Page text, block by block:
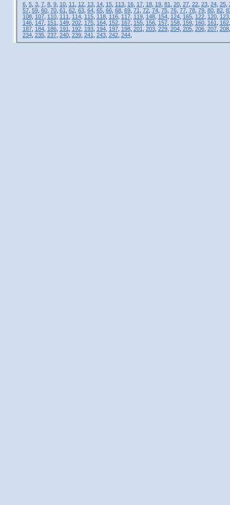
6, 5, 3, 7, 8, 9, 10, 11 12, 13, 14, 15, 113, 16, 17, 18, 19, 81 20, 27, 22, 23, 24, 25,
57, 59, 60, 70, 61 62, 63, 64, 65, 66, 68, 69, 71 72, 74, 75, 76, 77, 78, 79, 80, 82,
108, 107, 110, 111 114, 115, 118, 116, 117, 119, 148, 154, 124, 165, 122, 120, 123
146, 147, 151 149, 202, 175, 164, 152, 167, 155, 156, 157, 158, 159, 160, 161 162
187, 184, 186, 191 192, 193, 194, 197, 198, 201 203, 229, 204, 205, 206, 207, 208
234, 235, 237, 240, 239, 241 243, 242, 244,